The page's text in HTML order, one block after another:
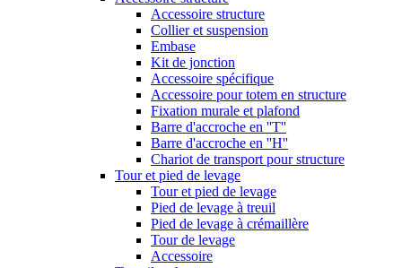
Accessoire structure
Collier et suspension
Embase
Kit de jonction
Accessoire spécifique
Accessoire pour totem en structure
Fixation murale et plafond
Barre d'accroche en ''T''
Barre d'accroche en ''H''
Chariot de transport pour structure
Tour et pied de levage
Tour et pied de levage
Pied de levage à treuil
Pied de levage à crémaillère
Tour de levage
Accessoire